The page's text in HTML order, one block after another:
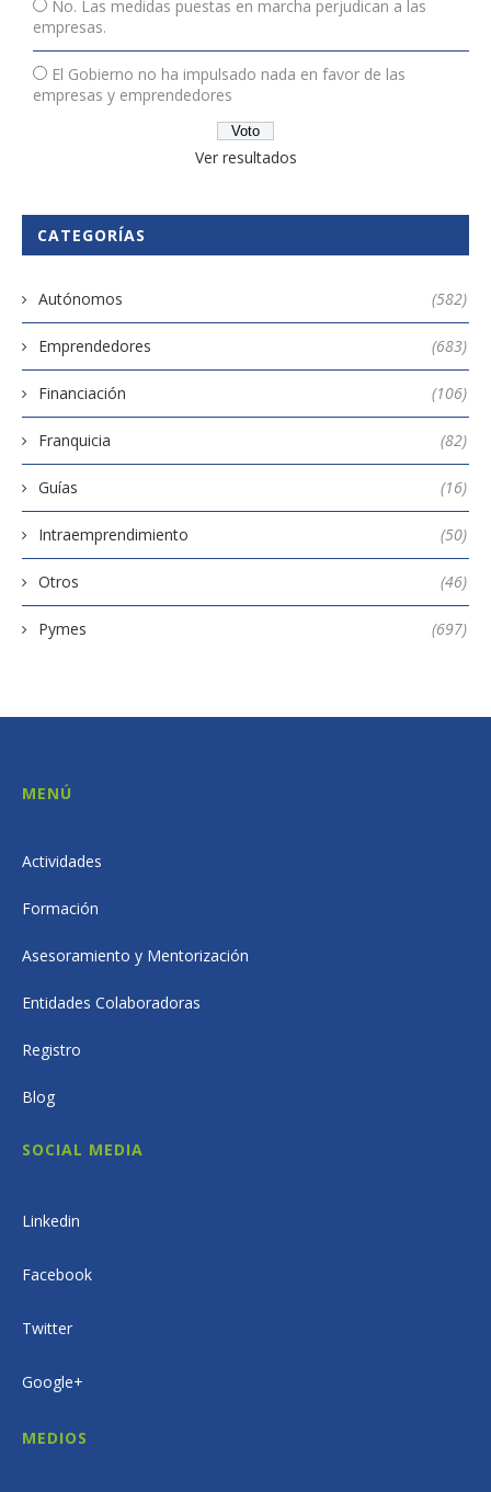
No. Las medidas puestas en marcha perjudican a las
empresas.
El Gobierno no ha impulsado nada en favor de las
empresas y emprendedores
Ver resultados
CATEGORÍAS
Autónomos (582)
Emprendedores (683)
Financiación (106)
Franquicia (82)
Guías (16)
Intraemprendimiento (50)
Otros (46)
Pymes (697)
MENÚ
Actividades
Formación
Asesoramiento y Mentorización
Entidades Colaboradoras
Registro
Blog
SOCIAL MEDIA
Linkedin
Facebook
Twitter
Google+
MEDIOS